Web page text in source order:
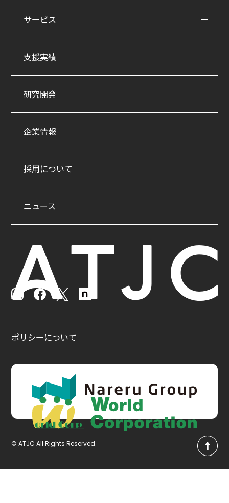
サービス
支援実績
研究開発
企業情報
採用について
ニュース
ポリシーについて
© ATJC All Rights Reserved.